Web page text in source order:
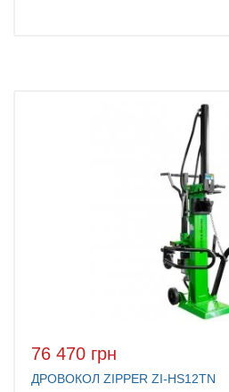
76 470 грн
ДРОВОКОЛ ZIPPER ZI-HS12TN